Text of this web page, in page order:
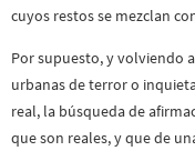
cuyos restos se mezclan
Por supuesto, y volviendo
urbanas de terror o
real, la búsqueda de
que son reales, y que de